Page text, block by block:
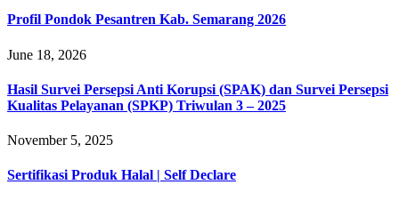
Profil Pondok Pesantren Kab. Semarang 2026
June 18, 2026
Hasil Survei Persepsi Anti Korupsi (SPAK) dan Survei Persepsi
Kualitas Pelayanan (SPKP) Triwulan 3 – 2025
November 5, 2025
Sertifikasi Produk Halal | Self Declare